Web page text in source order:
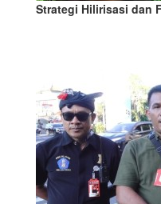
Strategi Hilirisasi dan